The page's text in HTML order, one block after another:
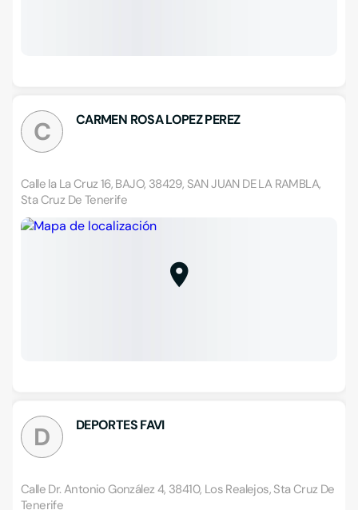
C CARMEN ROSA LOPEZ PEREZ
Calle la La Cruz 16, BAJO, 38429, SAN JUAN DE LA RAMBLA,
Sta Cruz De Tenerife
D DEPORTES FAVI
Calle Dr. Antonio González 4, 38410, Los Realejos, Sta Cruz De
Tenerife